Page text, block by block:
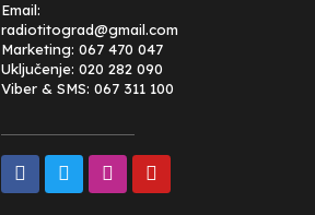
Email:
radiotitograd@gmail.com
Marketing: 067 470 047
Uključenje: 020 282 090
Viber & SMS: 067 311 100